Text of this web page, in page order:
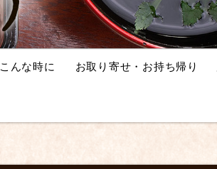
こんな時に お取り寄せ・お持ち帰り